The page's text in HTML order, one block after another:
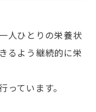
人ひとりの栄養状
るよう継続的に栄
ています。